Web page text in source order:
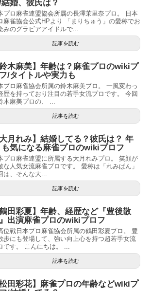
婚、彼氏は？
プロ麻雀連盟協会所属の長澤茉里奈プロ。 日本
麻雀協会公式HPより 「まりちゅう」の愛称でお
みのグラビアアイドルで...
記事を読む
鈴木麻美】年齢は？麻雀プロのwikiプ
/タイトルや実力も
プロ麻雀協会所属の鈴木麻美プロ。 一風変わっ
歴を持っており注目の若手女流プロです。 今回
木麻美プロの、 ...
記事を読む
大月れみ】結婚してる？彼氏は？ 年
気になる麻雀プロのwikiプロフ
プロ麻雀連盟に所属する大月れみプロ。 笑顔が
な人気女流麻雀プロです。 愛称は「れみぱん」
は、そんな大...
記事を読む
鶴田彩夏】年齢、経歴など『豊後散
出演麻雀プロのwikiプロフ
位戦日本プロ麻雀協会所属の鶴田彩夏プロ。 豊
歩にも登場して、強い向上心を持つ超若手女流
です。 こんにちは。 ...
記事を読む
松田彩花】麻雀プロの年齢などwikiプ